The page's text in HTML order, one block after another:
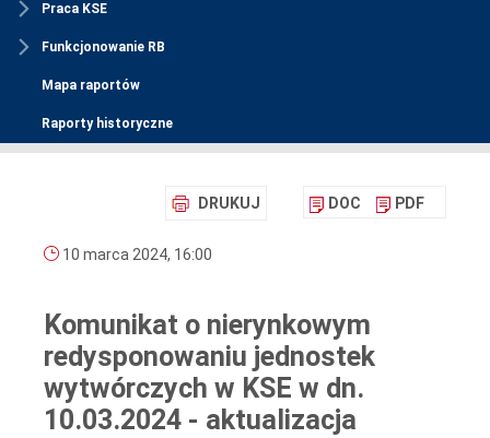
Praca KSE
Funkcjonowanie RB
Mapa raportów
Raporty historyczne
DRUKUJ DOC PDF
10 marca 2024, 16:00
Komunikat o nierynkowym
redysponowaniu jednostek
wytwórczych w KSE w dn.
10.03.2024 - aktualizacja